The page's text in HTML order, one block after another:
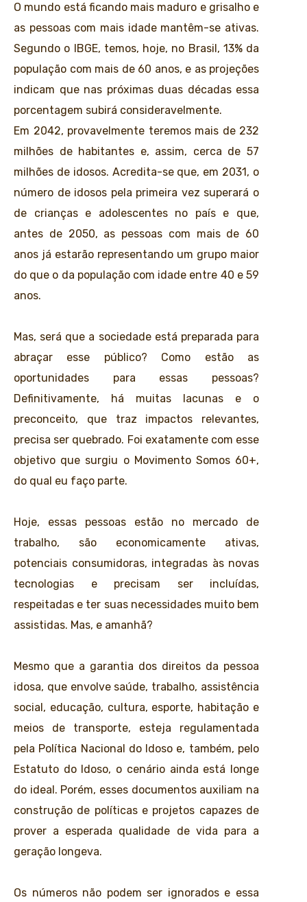
O mundo está ficando mais maduro e grisalho e
as pessoas com mais idade mantêm-se ativas.
Segundo o IBGE, temos, hoje, no Brasil, 13% da
população com mais de 60 anos, e as projeções
indicam que nas próximas duas décadas essa
porcentagem subirá consideravelmente.
Em 2042, provavelmente teremos mais de 232
milhões de habitantes e, assim, cerca de 57
milhões de idosos. Acredita-se que, em 2031, o
número de idosos pela primeira vez superará o
de crianças e adolescentes no país e que,
antes de 2050, as pessoas com mais de 60
anos já estarão representando um grupo maior
do que o da população com idade entre 40 e 59
anos.
Mas, será que a sociedade está preparada para
abraçar esse público? Como estão as
oportunidades para essas pessoas?
Definitivamente, há muitas lacunas e o
preconceito, que traz impactos relevantes,
precisa ser quebrado. Foi exatamente com esse
objetivo que surgiu o Movimento Somos 60+,
do qual eu faço parte.
Hoje, essas pessoas estão no mercado de
trabalho, são economicamente ativas,
potenciais consumidoras, integradas às novas
tecnologias e precisam ser incluídas,
respeitadas e ter suas necessidades muito bem
assistidas. Mas, e amanhã?
Mesmo que a garantia dos direitos da pessoa
idosa, que envolve saúde, trabalho, assistência
social, educação, cultura, esporte, habitação e
meios de transporte, esteja regulamentada
pela Política Nacional do Idoso e, também, pelo
Estatuto do Idoso, o cenário ainda está longe
do ideal. Porém, esses documentos auxiliam na
construção de políticas e projetos capazes de
prover a esperada qualidade de vida para a
geração longeva.
Os números não podem ser ignorados e essa